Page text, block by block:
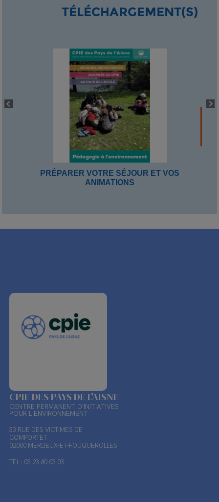
TÉLÉCHARGEMENT(S)
PRÉPARER VOTRE SÉJOUR ET VOS
ANIMATIONS
CPIE DES PAYS DE L'AISNE
CENTRE PERMANENT D'INITIATIVES
POUR L'ENVIRONNEMENT
33 RUE DES VICTIMES DE
COMPORTET
02000 MERLIEUX-ET-FOUQUEROLLES
TEL : 03 23 80 03 03